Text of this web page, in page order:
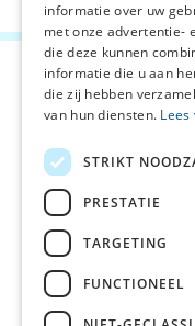
Contact
Bestelformulier
informatie over uw
met onze advertentie-
die deze kunnen
informatie die u aan
die zij hebben
van hun diensten.
STRIKT
PRESTATIE
TARGETING
FUNCTIONEEL